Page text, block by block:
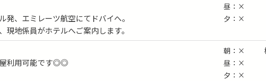
発、エミレーツ航空にてドバイへ。
現地係員がホテルへご案内します。
昼：×
夕：×
利用可能です◎◎
朝：×
昼：×
夕：×